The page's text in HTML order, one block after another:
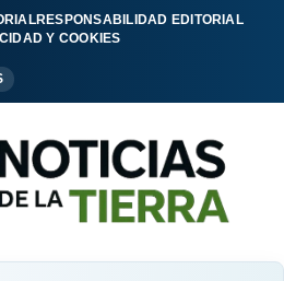
RESPONSABILIDAD EDITORIAL
Y COOKIES